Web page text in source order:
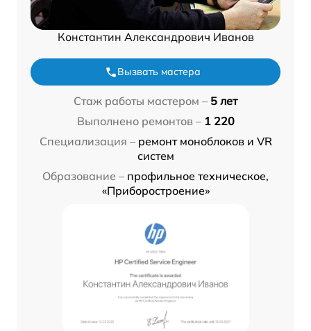
Константин Александрович Иванов
Вызвать мастера
Стаж работы мастером – 5 лет
Выполнено ремонтов – 1 220
Специализация – ремонт моноблоков и VR
систем
Образование – профильное техническое,
«Приборостроение»